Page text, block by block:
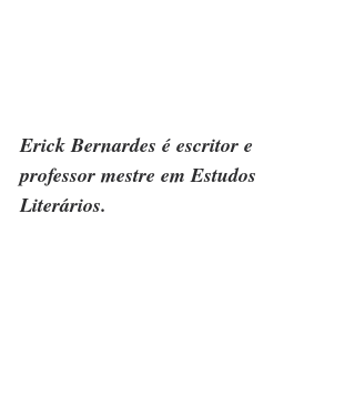
Erick Bernardes é escritor e
professor mestre em Estudos
Literários.